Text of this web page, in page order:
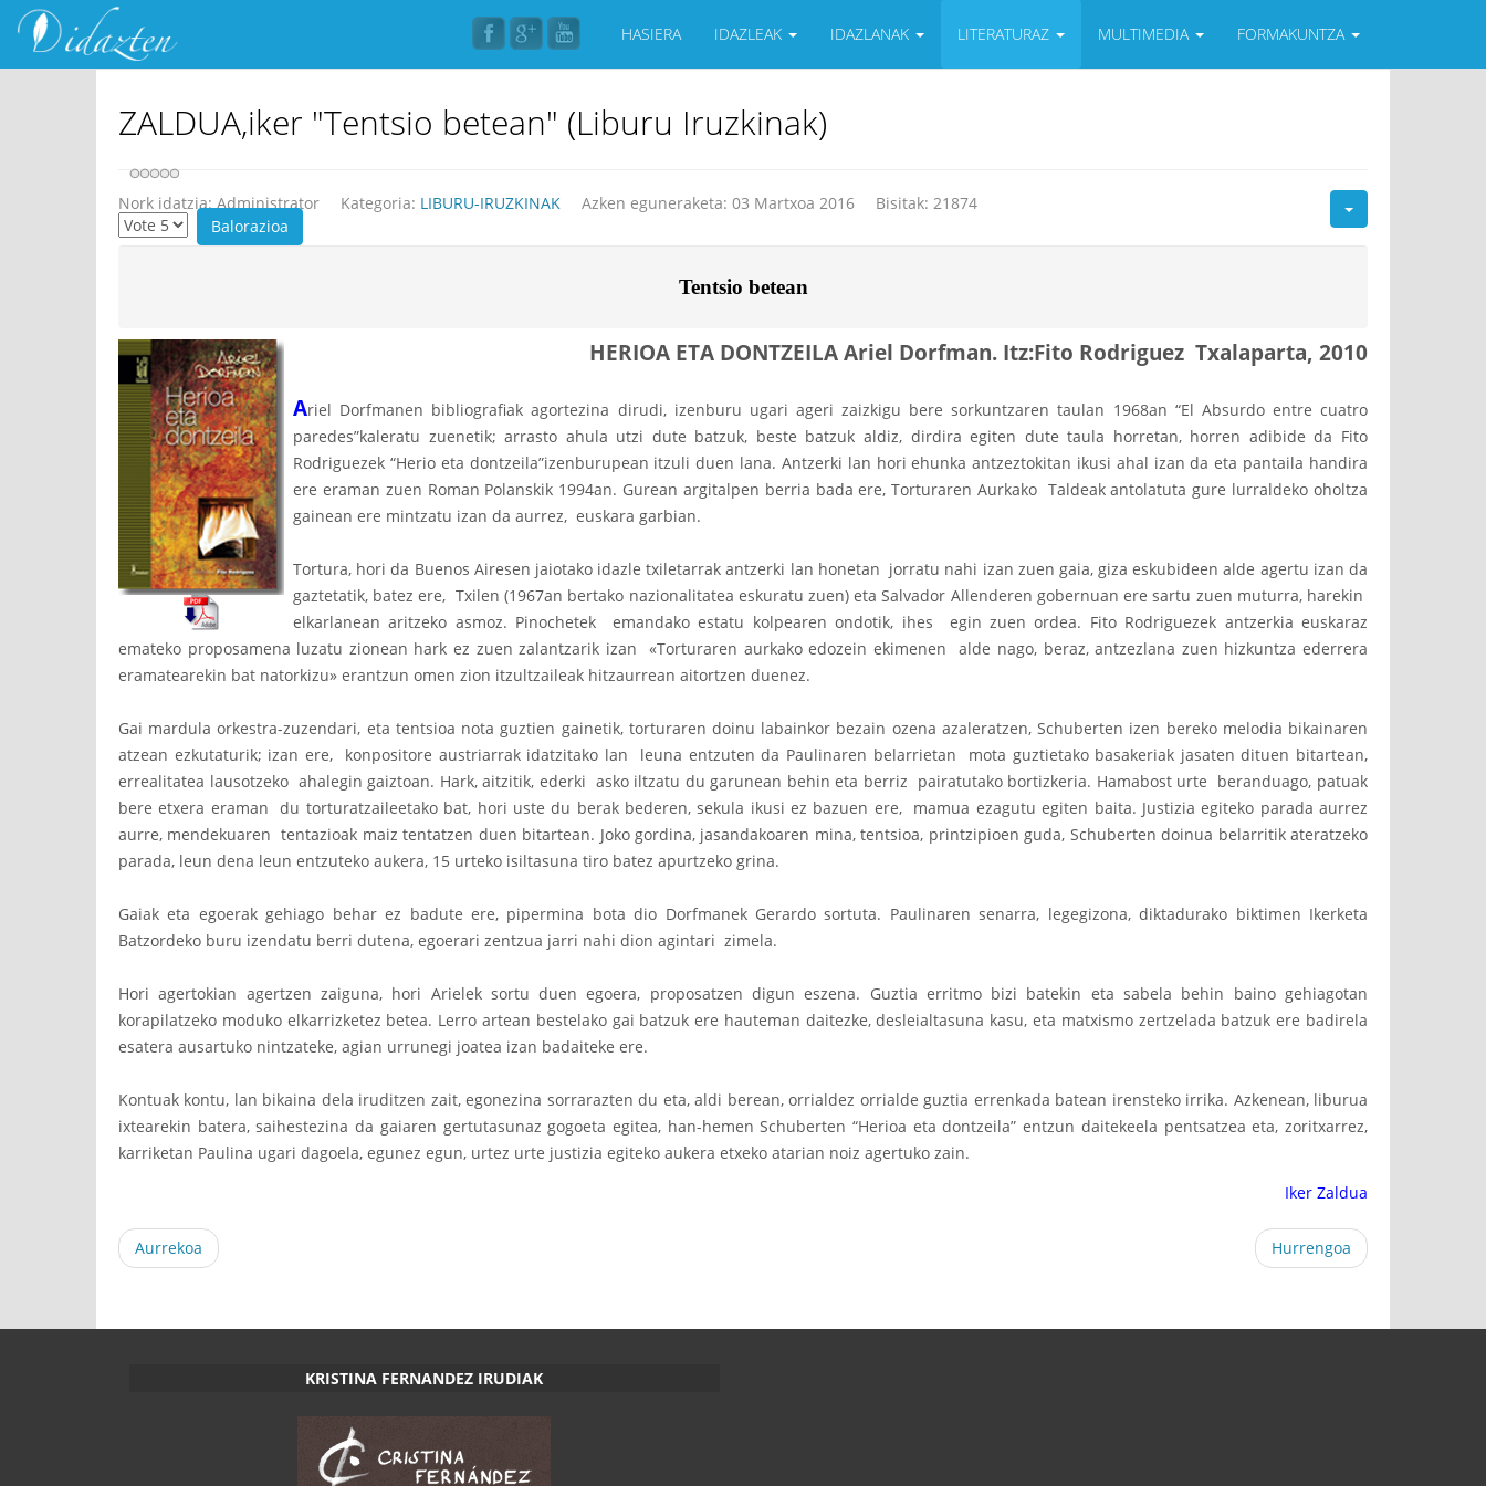
HASIERA IDAZLEAK IDAZLANAK LITERATURAZ MULTIMEDIA FORMAKUNTZA
ZALDUA,iker "Tentsio betean" (Liburu Iruzkinak)
Nork idatzia:Administrator Kategoria: LIBURU-IRUZKINAK Azken eguneraketa: 03 Martxoa 2016 Bisitak: 21874
Tentsio betean
HERIOA ETA DONTZEILA Ariel Dorfman. Itz:Fito Rodriguez Txalaparta, 2010
Ariel Dorfmanen bibliografiak agortezina dirudi, izenburu ugari ageri zaizkigu bere sorkuntzaren taulan 1968an “El Absurdo entre cuatro
paredes”kaleratu zuenetik; arrasto ahula utzi dute batzuk, beste batzuk aldiz, dirdira egiten dute taula horretan, horren adibide da Fito
Rodriguezek “Herio eta dontzeila”izenburupean itzuli duen lana. Antzerki lan hori ehunka antzeztokitan ikusi ahal izan da eta pantaila handira
ere eraman zuen Roman Polanskik 1994an. Gurean argitalpen berria bada ere, Torturaren Aurkako Taldeak antolatuta gure lurraldeko oholtza
gainean ere mintzatu izan da aurrez, euskara garbian.
Tortura, hori da Buenos Airesen jaiotako idazle txiletarrak antzerki lan honetan jorratu nahi izan zuen gaia, giza eskubideen alde agertu izan da
gaztetatik, batez ere, Txilen (1967an bertako nazionalitatea eskuratu zuen) eta Salvador Allenderen gobernuan ere sartu zuen muturra, harekin
elkarlanean aritzeko asmoz. Pinochetek emandako estatu kolpearen ondotik, ihes egin zuen ordea. Fito Rodriguezek antzerkia euskaraz
emateko proposamena luzatu zionean hark ez zuen zalantzarik izan «Torturaren aurkako edozein ekimenen alde nago, beraz, antzezlana zuen hizkuntza ederrera
eramatearekin bat natorkizu» erantzun omen zion itzultzaileak hitzaurrean aitortzen duenez.
Gai mardula orkestra-zuzendari, eta tentsioa nota guztien gainetik, torturaren doinu labainkor bezain ozena azaleratzen, Schuberten izen bereko melodia bikainaren
atzean ezkutaturik; izan ere, konpositore austriarrak idatzitako lan leuna entzuten da Paulinaren belarrietan mota guztietako basakeriak jasaten dituen bitartean,
errealitatea lausotzeko ahalegin gaiztoan. Hark, aitzitik, ederki asko iltzatu du garunean behin eta berriz pairatutako bortizkeria. Hamabost urte beranduago, patuak
bere etxera eraman du torturatzaileetako bat, hori uste du berak bederen, sekula ikusi ez bazuen ere, mamua ezagutu egiten baita. Justizia egiteko parada aurrez
aurre, mendekuaren tentazioak maiz tentatzen duen bitartean. Joko gordina, jasandakoaren mina, tentsioa, printzipioen guda, Schuberten doinua belarritik ateratzeko
parada, leun dena leun entzuteko aukera, 15 urteko isiltasuna tiro batez apurtzeko grina.
Gaiak eta egoerak gehiago behar ez badute ere, pipermina bota dio Dorfmanek Gerardo sortuta. Paulinaren senarra, legegizona, diktadurako biktimen Ikerketa
Batzordeko buru izendatu berri dutena, egoerari zentzua jarri nahi dion agintari zimela.
Hori agertokian agertzen zaiguna, hori Arielek sortu duen egoera, proposatzen digun eszena. Guztia erritmo bizi batekin eta sabela behin baino gehiagotan
korapilatzeko moduko elkarrizketez betea. Lerro artean bestelako gai batzuk ere hauteman daitezke, desleialtasuna kasu, eta matxismo zertzelada batzuk ere badirela
esatera ausartuko nintzateke, agian urrunegi joatea izan badaiteke ere.
Kontuak kontu, lan bikaina dela iruditzen zait, egonezina sorrarazten du eta, aldi berean, orrialdez orrialde guztia errenkada batean irensteko irrika. Azkenean, liburua
ixtearekin batera, saihestezina da gaiaren gertutasunaz gogoeta egitea, han-hemen Schuberten “Herioa eta dontzeila” entzun daitekeela pentsatzea eta, zoritxarrez,
karriketan Paulina ugari dagoela, egunez egun, urtez urte justizia egiteko aukera etxeko atarian noiz agertuko zain.
Iker Zaldua
Aurrekoa Hurrengoa
KRISTINA FERNANDEZ IRUDIAK